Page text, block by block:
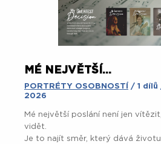
MÉ NEJVĚTŠÍ...
PORTRÉTY OSOBNOSTÍ
/ 1 dílů
2026
Mé největší poslání není jen
vidět.
Je to najít směr, který dává